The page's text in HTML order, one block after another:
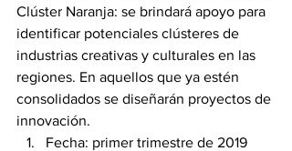
Clúster Naranja: se brindará apoyo para
identificar potenciales clústeres de
industrias creativas y culturales en las
regiones. En aquellos que ya estén
consolidados se diseñarán proyectos de
innovación.
Fecha: primer trimestre de 2019